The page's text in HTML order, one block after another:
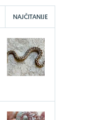
NAJČITANIJE